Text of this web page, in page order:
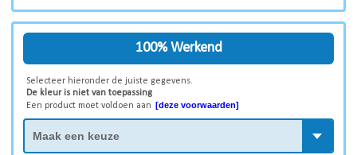
100% Werkend
Selecteer hieronder de juiste gegevens.
De kleur is niet van toepassing
Een product moet voldoen aan [deze voorwaarden]